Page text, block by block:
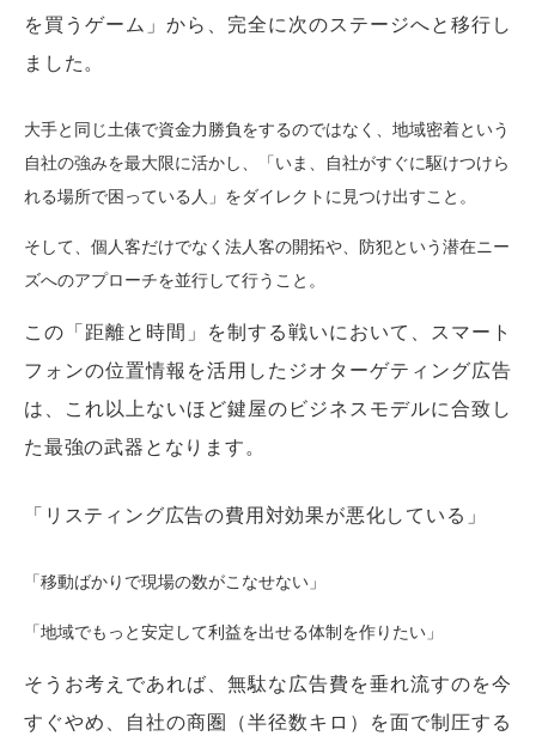
を買うゲーム」から、完全に次のステージへと移行し
ました。
大手と同じ土俵で資金力勝負をするのではなく、地域密着という
自社の強みを最大限に活かし、「いま、自社がすぐに駆けつけら
れる場所で困っている人」をダイレクトに見つけ出すこと。
そして、個人客だけでなく法人客の開拓や、防犯という潜在ニー
ズへのアプローチを並行して行うこと。
この「距離と時間」を制する戦いにおいて、スマート
フォンの位置情報を活用したジオターゲティング広告
は、これ以上ないほど鍵屋のビジネスモデルに合致し
た最強の武器となります。
「リスティング広告の費用対効果が悪化している」
「移動ばかりで現場の数がこなせない」
「地域でもっと安定して利益を出せる体制を作りたい」
そうお考えであれば、無駄な広告費を垂れ流すのを今
すぐやめ、自社の商圏（半径数キロ）を面で制圧する